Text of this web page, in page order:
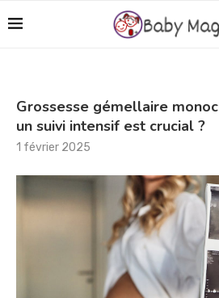
Grossesse gémellaire
un suivi intensif est crucial ?
1 février 2025